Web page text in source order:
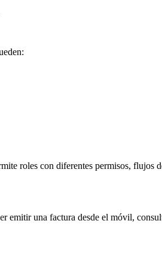
roles con diferentes permisos, flujos
emitir una factura desde el móvil,